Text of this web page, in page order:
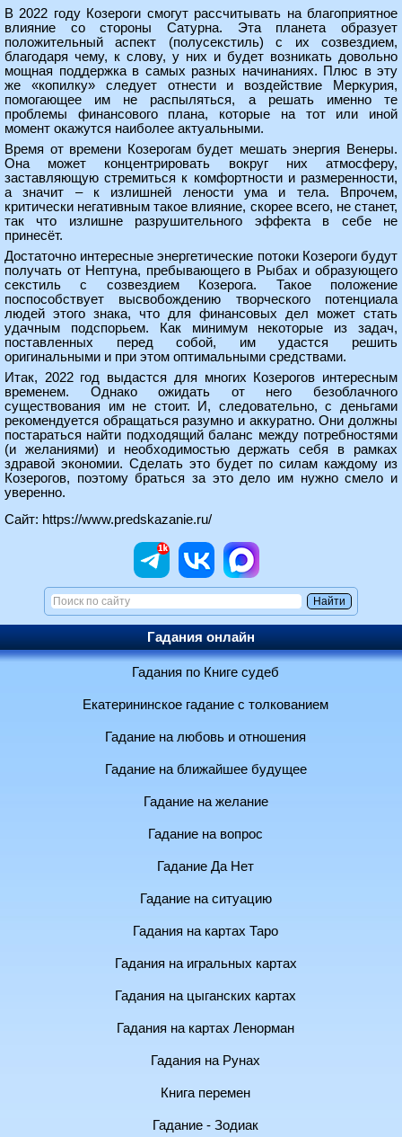
В 2022 году Козероги смогут рассчитывать на благоприятное
влияние со стороны Сатурна. Эта планета образует
положительный аспект (полусекстиль) с их созвездием,
благодаря чему, к слову, у них и будет возникать довольно
мощная поддержка в самых разных начинаниях. Плюс в эту
же «копилку» следует отнести и воздействие Меркурия,
помогающее им не распыляться, а решать именно те
проблемы финансового плана, которые на тот или иной
момент окажутся наиболее актуальными.
Время от времени Козерогам будет мешать энергия Венеры.
Она может концентрировать вокруг них атмосферу,
заставляющую стремиться к комфортности и размеренности,
а значит – к излишней лености ума и тела. Впрочем,
критически негативным такое влияние, скорее всего, не станет,
так что излишне разрушительного эффекта в себе не
принесёт.
Достаточно интересные энергетические потоки Козероги будут
получать от Нептуна, пребывающего в Рыбах и образующего
секстиль с созвездием Козерога. Такое положение
поспособствует высвобождению творческого потенциала
людей этого знака, что для финансовых дел может стать
удачным подспорьем. Как минимум некоторые из задач,
поставленных перед собой, им удастся решить
оригинальными и при этом оптимальными средствами.
Итак, 2022 год выдастся для многих Козерогов интересным
временем. Однако ожидать от него безоблачного
существования им не стоит. И, следовательно, с деньгами
рекомендуется обращаться разумно и аккуратно. Они должны
постараться найти подходящий баланс между потребностями
(и желаниями) и необходимостью держать себя в рамках
здравой экономии. Сделать это будет по силам каждому из
Козерогов, поэтому браться за это дело им нужно смело и
уверенно.
Сайт: https://www.predskazanie.ru/
Гадания онлайн
Гадания по Книге судеб
Екатерининское гадание с толкованием
Гадание на любовь и отношения
Гадание на ближайшее будущее
Гадание на желание
Гадание на вопрос
Гадание Да Нет
Гадание на ситуацию
Гадания на картах Таро
Гадания на игральных картах
Гадания на цыганских картах
Гадания на картах Ленорман
Гадания на Рунах
Книга перемен
Гадание - Зодиак